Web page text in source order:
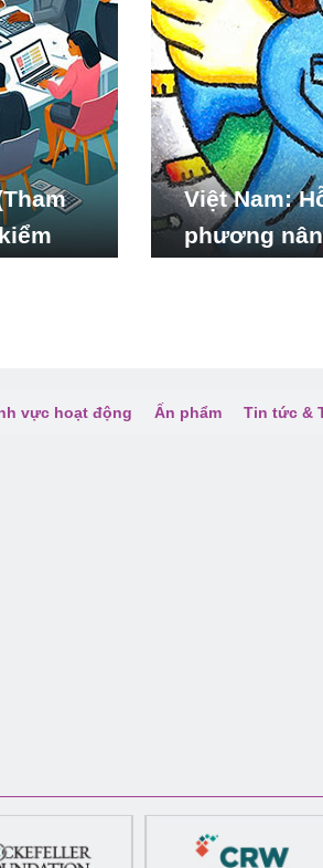
Việt Nam:
phương
vực hoạt động Ấn phẩm Tin tức &